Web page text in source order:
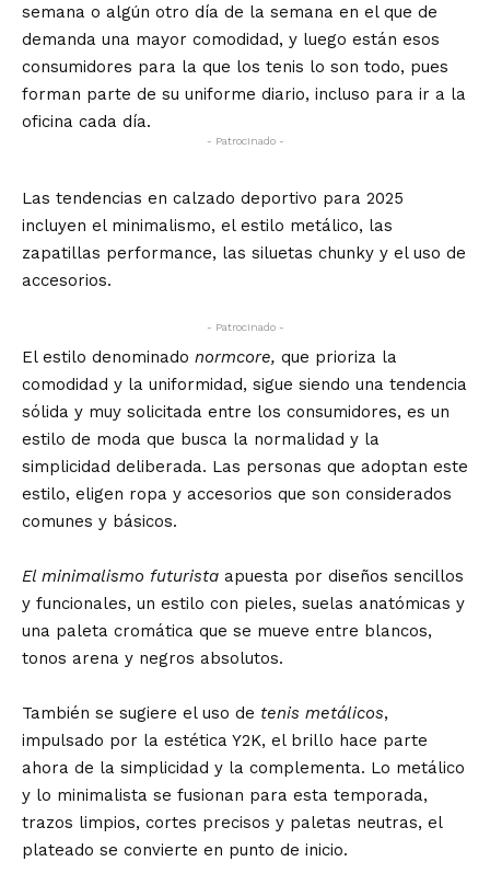
semana o algún otro día de la semana en el que de
demanda una mayor comodidad, y luego están esos
consumidores para la que los tenis lo son todo, pues
forman parte de su uniforme diario, incluso para ir a la
oficina cada día.
- Patrocinado -
Las tendencias en calzado deportivo para 2025
incluyen el minimalismo, el estilo metálico, las
zapatillas performance, las siluetas chunky y el uso de
accesorios.
- Patrocinado -
El estilo denominado normcore, que prioriza la
comodidad y la uniformidad, sigue siendo una tendencia
sólida y muy solicitada entre los consumidores, es un
estilo de moda que busca la normalidad y la
simplicidad deliberada. Las personas que adoptan este
estilo, eligen ropa y accesorios que son considerados
comunes y básicos.
El minimalismo futurista apuesta por diseños sencillos
y funcionales, un estilo con pieles, suelas anatómicas y
una paleta cromática que se mueve entre blancos,
tonos arena y negros absolutos.
También se sugiere el uso de tenis metálicos,
impulsado por la estética Y2K, el brillo hace parte
ahora de la simplicidad y la complementa. Lo metálico
y lo minimalista se fusionan para esta temporada,
trazos limpios, cortes precisos y paletas neutras, el
plateado se convierte en punto de inicio.